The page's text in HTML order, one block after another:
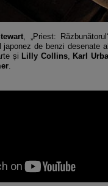
, „Priest:
japonez de benzi desenate
și Lilly Collins, Karl
.